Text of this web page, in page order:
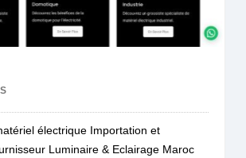
électrique Importation et
Luminaire & Eclairage Maroc